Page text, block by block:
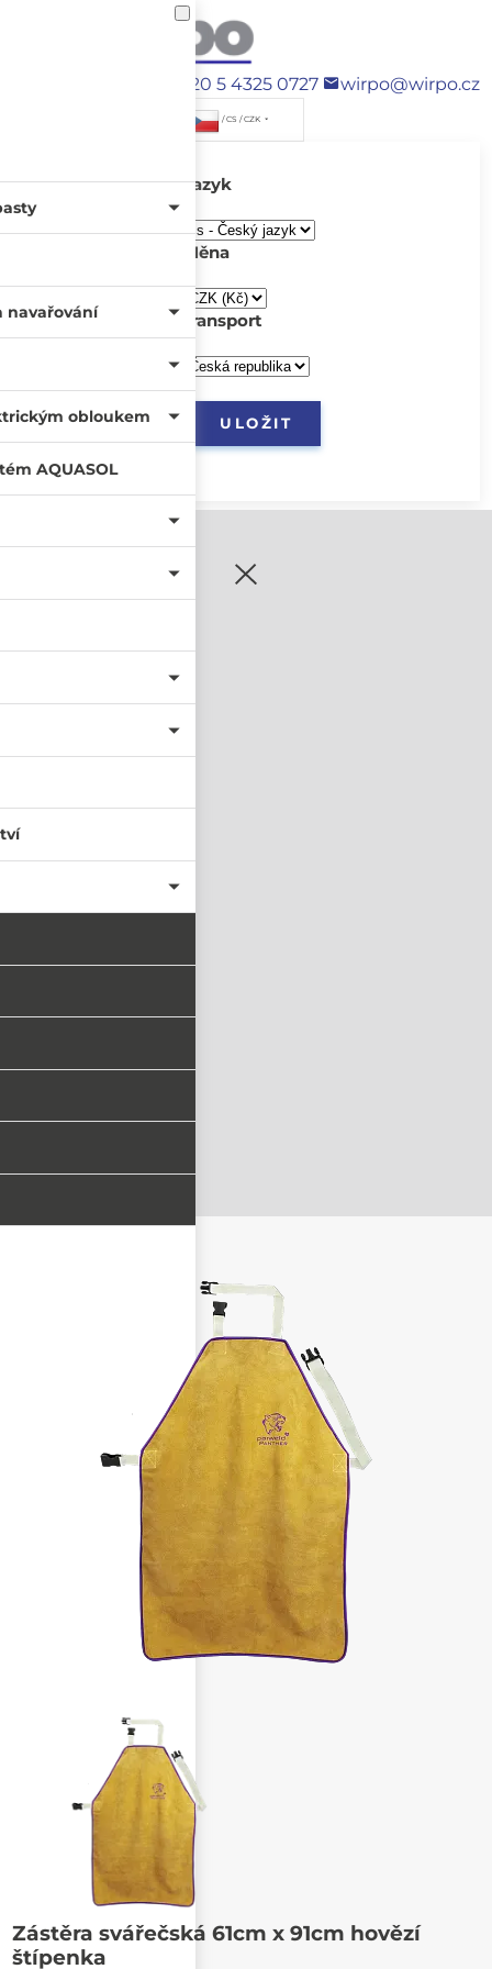
+420 5 4325 0727 wirpo@wirpo.cz
/ CS / CZK
Jazyk
Měna
transport
PŘIHLÁSIT SE
nastavit nové heslo
navařování
obloukem
AQUASOL
Zástěra svářečská 61cm x 91cm hovězí
štípenka
Poslat známému